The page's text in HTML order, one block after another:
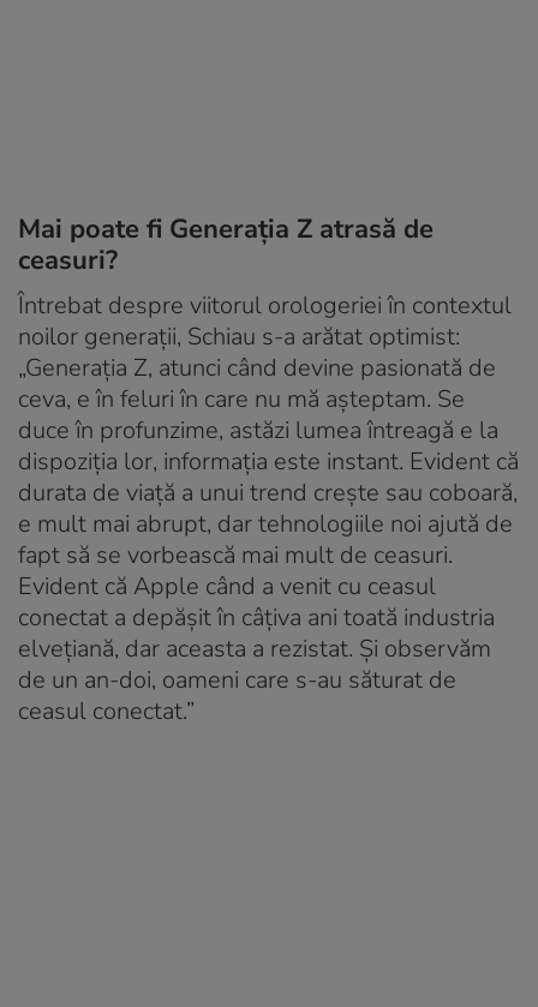
Mai poate fi Generația Z atrasă de
ceasuri?
Întrebat despre viitorul orologeriei în contextul
noilor generații, Schiau s-a arătat optimist:
„Generația Z, atunci când devine pasionată de
ceva, e în feluri în care nu mă așteptam. Se
duce în profunzime, astăzi lumea întreagă e la
dispoziția lor, informația este instant. Evident că
durata de viață a unui trend crește sau coboară,
e mult mai abrupt, dar tehnologiile noi ajută de
fapt să se vorbească mai mult de ceasuri.
Evident că Apple când a venit cu ceasul
conectat a depășit în câțiva ani toată industria
elvețiană, dar aceasta a rezistat. Și observăm
de un an-doi, oameni care s-au săturat de
ceasul conectat.”